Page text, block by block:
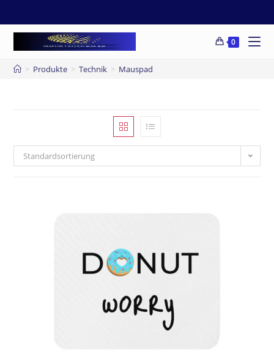
0
> Produkte > Technik > Mauspad
Standardsortierung